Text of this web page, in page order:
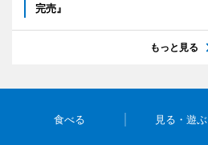
完売』
もっと見る
食べる 見る・遊ぶ